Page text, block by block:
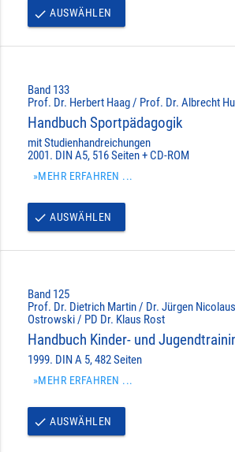
done AUSWÄHLEN
Band 133
Prof. Dr. Herbert Haag / Prof. Dr. Albrecht
Handbuch Sportpädagogik
mit Studienhandreichungen
2001. DIN A5, 516 Seiten + CD-ROM
»MEHR ERFAHREN ...
done AUSWÄHLEN
Band 125
Prof. Dr. Dietrich Martin / Dr. Jürgen
Ostrowski / PD Dr. Klaus Rost
Handbuch Kinder- und
1999. DIN A 5, 482 Seiten
»MEHR ERFAHREN ...
done AUSWÄHLEN